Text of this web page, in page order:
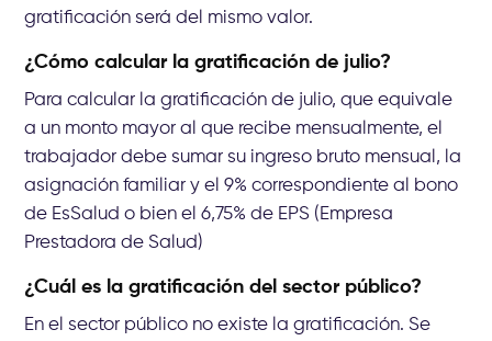
gratificación será del mismo valor.
¿Cómo calcular la gratificación de julio?
Para calcular la gratificación de julio, que equivale
a un monto mayor al que recibe mensualmente, el
trabajador debe sumar su ingreso bruto mensual, la
asignación familiar y el 9% correspondiente al bono
de EsSalud o bien el 6,75% de EPS (Empresa
Prestadora de Salud)
¿Cuál es la gratificación del sector público?
En el sector público no existe la gratificación. Se